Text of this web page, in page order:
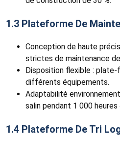
1.3 Plateforme De
Conception de haute
strictes de maintenance
Disposition flexible :
différents équipements.
Adaptabilité
salin pendant 1 000
1.4 Plateforme De Tri